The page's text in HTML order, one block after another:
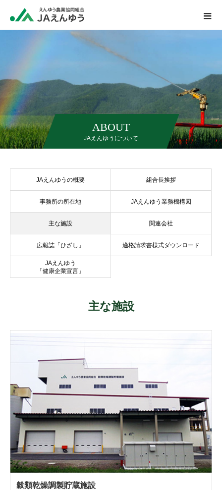
ABOUT
JAえんゆうについて
JAえんゆうの概要 組合長挨拶
事務所の所在地 JAえんゆう業務機構図
主な施設 関連会社
広報誌「ひざし」 適格請求書様式ダウンロード
JAえんゆう
「健康企業宣言」
主な施設
穀類乾燥調製貯蔵施設